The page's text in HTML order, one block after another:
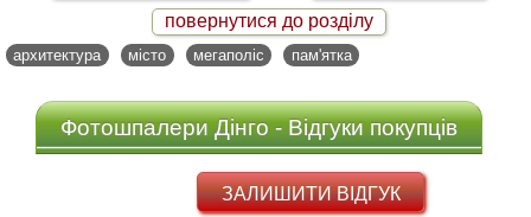
повернутися до розділу
архитектура місто мегаполіс пам'ятка
Фотошпалери Дінго - Відгуки покупців
ЗАЛИШИТИ ВІДГУК